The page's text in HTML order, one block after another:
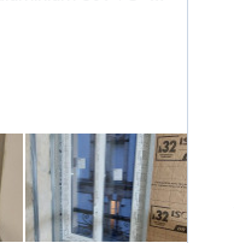
et PVC, je
tous vos travaux
et de
installation de
et vous